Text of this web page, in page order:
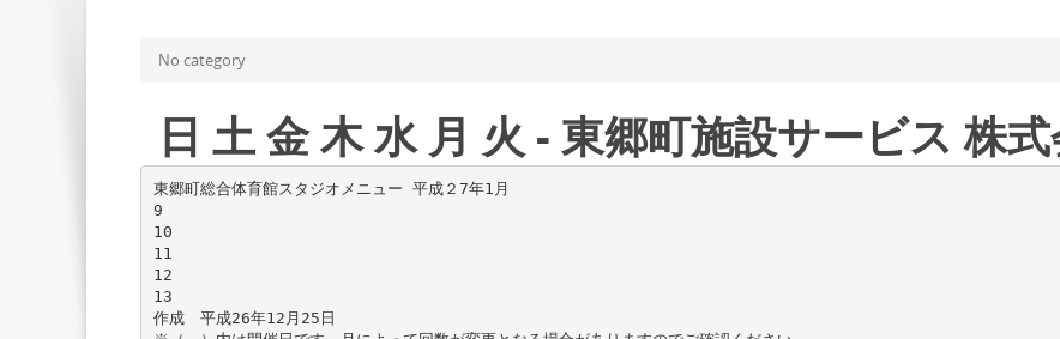
No category
日 土 金 木 水 月 火 - 東郷町施設サービス 株
東郷町総合体育館スタジオメニュー 平成２7年1月
9
10
11
12
13
作成 平成26年12月25日